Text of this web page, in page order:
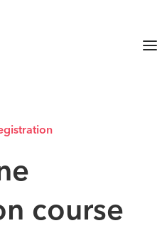
course